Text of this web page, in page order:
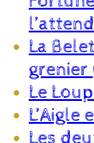
La
grenier
Le
L’Aigle
Les